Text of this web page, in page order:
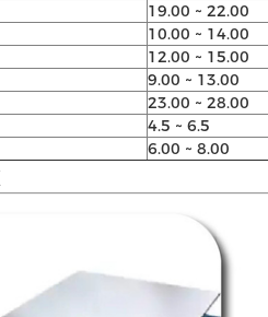
19.00 ~ 22.00
10.00 ~ 14.00
12.00 ~ 15.00
9.00 ~ 13.00
23.00 ~ 28.00
4.5 ~ 6.5
6.00 ~ 8.00